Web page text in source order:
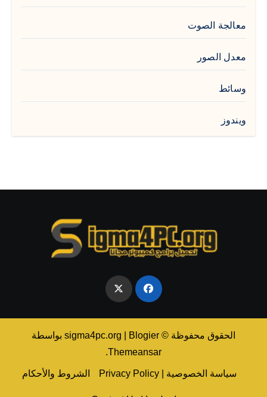
معالجة الصوت
معدل الصور
وسائط
ويندوز
الحقوق محفوظة © sigma4pc.org Blogier
بواسطة
Themeansar
.
سياسة الخصوصية | Privacy Policy الشروط والأحكام